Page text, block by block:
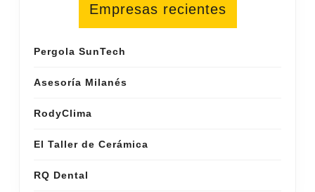
Empresas recientes
Pergola SunTech
Asesoría Milanés
RodyClima
El Taller de Cerámica
RQ Dental